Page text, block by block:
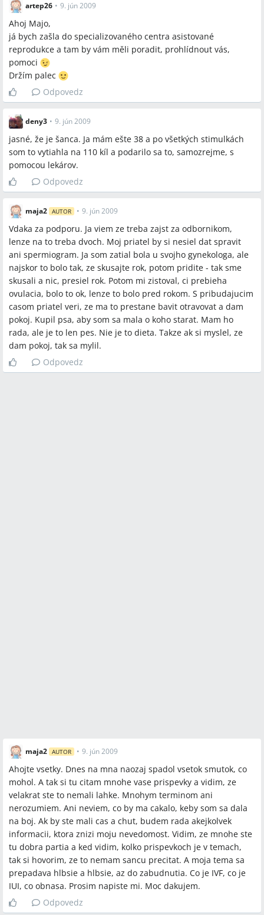
Najčastejšie otázky
Q:Aký je rozdiel medzi IUI a IVF?
A:IUI (inseminácia) znamená zavedenie partnerových spermii
priamo do maternice počas ovulácie v centre asistovanej
reprodukcie; IVF (umelé oplodnenie) zahŕňa hormonálnu
stimuláciu, odber vajíčok (OPU), oplodnenie v laboratóriu a
neskôr embryo transfer (ET).
Q:Koľko približne stojí IVF ako samoplatca v ČR a na Slovensku
podľa diskusie?
A:Konkrétne príklady z diskusie: v centre APOLINARI základné
IVF (prohlídky, OPU, ET) 22 500 Kč, pri neuskutočnení ET 11 900
Kč, pri neuskutočnení OPU 990 Kč; celková orientačná suma
v diskusii sa na Slovensku spomínala orientačná suma okolo
100 000 (uvádzané bez jednotky).
Q:Aké lieky a ich orientačné ceny boli spomínané pri
stimulácii?
A:V diskusii sa uvádzali lieky a ceny: Zoladex 3 500 Kč,
Fostimon cca 350 Kč za ampulku, Puregon (900 j.) cca 9 500 Kč,
Pregnyl cca 500 Kč, Orgalutran zmienkaný s rôznymi cenami
(resp. 1 100–2 000 Kč), a údaj o nákupe injekcií cez inzertné
portály („konik“) od používateľov.
Q:Aké vyšetrenia sú potrebné pred začatím ART?
A:Štandardne sa robí hormonálny profil ( krvné odbery ),
spermiogram partnera, niekedy profil priepustnosti vajcovodov
Sporné názory
Niektoré príspevky tvrdia, že vysoká hmotnosť
neznemožňuje otehotnenie (príklady úspechov pri 108–120
kg), zatiaľ čo iné radia schudnúť kvôli možným komplikáciám
v tehotenstve.
Niektorí odporúčajú zvážiť adopciu ako alternatívu, zatiaľ čo
iní preferujú snažiť sa o vlastné dieťa za každú cenu.
Otvorené otázky
Aká je konkrétna šanca na úspech IVF pri veku 40 rokov a
artep26 • 9. jún 2009
Ahoj Majo,
já bych zašla do specializovaného centra asistované
reprodukce a tam by vám měli poradit, prohlídnout vás,
pomoci
Držím palec
Odpovedz
deny3 • 9. jún 2009
jasné, že je šanca. Ja mám ešte 38 a po všetkých stimulkách
som to vytiahla na 110 kíl a podarilo sa to, samozrejme, s
pomocou lekárov.
Odpovedz
maja2 AUTOR • 9. jún 2009
Vdaka za podporu. Ja viem ze treba zajst za odbornikom,
lenze na to treba dvoch. Moj priatel by si nesiel dat spravit
ani spermiogram. Ja som zatial bola u svojho gynekologa, ale
najskor to bolo tak, ze skusajte rok, potom pridite - tak sme
skusali a nic, presiel rok. Potom mi zistoval, ci prebieha
ovulacia, bolo to ok, lenze to bolo pred rokom. S pribudajucim
casom priatel veri, ze ma to prestane bavit otravovat a dam
pokoj. Kupil psa, aby som sa mala o koho starat. Mam ho
rada, ale je to len pes. Nie je to dieta. Takze ak si myslel, ze
dam pokoj, tak sa mylil.
Odpovedz
maja2 AUTOR • 9. jún 2009
Ahojte vsetky. Dnes na mna naozaj spadol vsetok smutok, co
mohol. A tak si tu citam mnohe vase prispevky a vidim, ze
velakrat ste to nemali lahke. Mnohym terminom ani
nerozumiem. Ani neviem, co by ma cakalo, keby som sa dala
na boj. Ak by ste mali cas a chut, budem rada akejkolvek
informacii, ktora znizi moju nevedomost. Vidim, ze mnohe ste
tu dobra partia a ked vidim, kolko prispevkoch je v temach,
tak si hovorim, ze to nemam sancu precitat. A moja tema sa
prepadava hlbsie a hlbsie, az do zabudnutia. Co je IVF, co je
IUI, co obnasa. Prosim napiste mi. Moc dakujem.
Odpovedz